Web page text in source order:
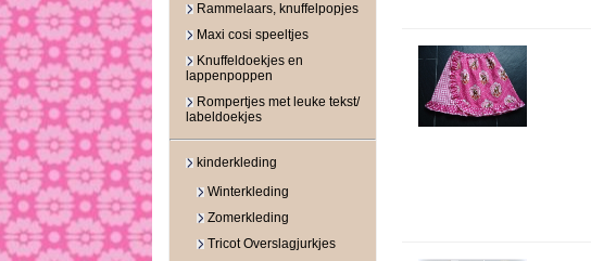
Rammelaars, knuffelpopjes
Maxi cosi speeltjes
Knuffeldoekjes en
lappenpoppen
Rompertjes met leuke tekst/
labeldoekjes
kinderkleding
Winterkleding
Zomerkleding
Tricot Overslagjurkjes